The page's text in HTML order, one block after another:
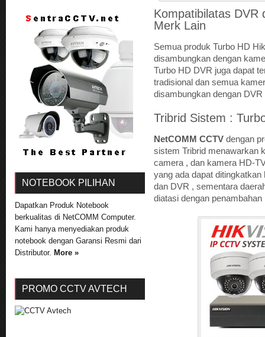
Kompatibilatas DVR
Merk Lain
Semua produk Turbo HD
disambungkan dengan
Turbo HD DVR juga dapat
tradisional dan semua
disambungkan dengan
Tribrid Sistem :
NetCOMM CCTV dengan
sistem Tribrid menawarkan
camera , dan kamera HD-
yang ada dapat
dan DVR , sementara
diatasi dengan
NOTEBOOK PILIHAN
Dapatkan Produk Notebook
berkualitas di NetCOMM Computer.
Kami hanya menyediakan produk
notebook dengan Garansi Resmi dari
Distributor. More »
PROMO CCTV AVTECH